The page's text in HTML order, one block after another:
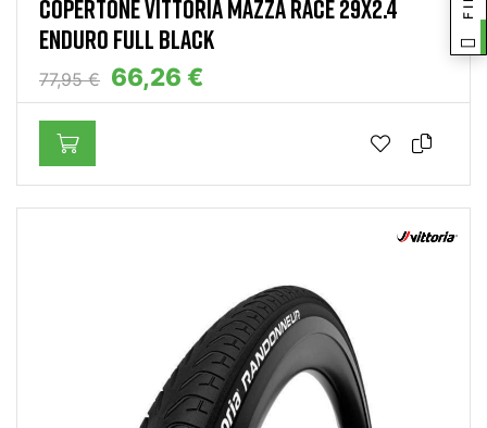
COPERTONE VITTORIA MAZZA RACE 29X2.4
ENDURO FULL BLACK
77,95 € 66,26 €